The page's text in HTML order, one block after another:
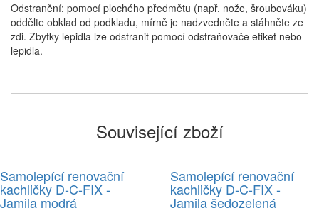
Odstranění: pomocí plochého předmětu (např. nože, šroubováku)
oddělte obklad od podkladu, mírně je nadzvedněte a stáhněte ze
zdi. Zbytky lepidla lze odstranit pomocí odstraňovače etiket nebo
lepidla.
Související zboží
Samolepící renovační
kachličky D-C-FIX -
Jamila modrá
Samolepící renovační
kachličky D-C-FIX -
Jamila šedozelená